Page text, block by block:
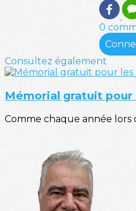
0
Consultez également
Mémorial gratuit pour
Comme chaque année lors